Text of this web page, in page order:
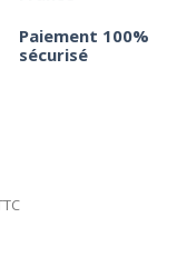
Paiement 100%
sécurisé